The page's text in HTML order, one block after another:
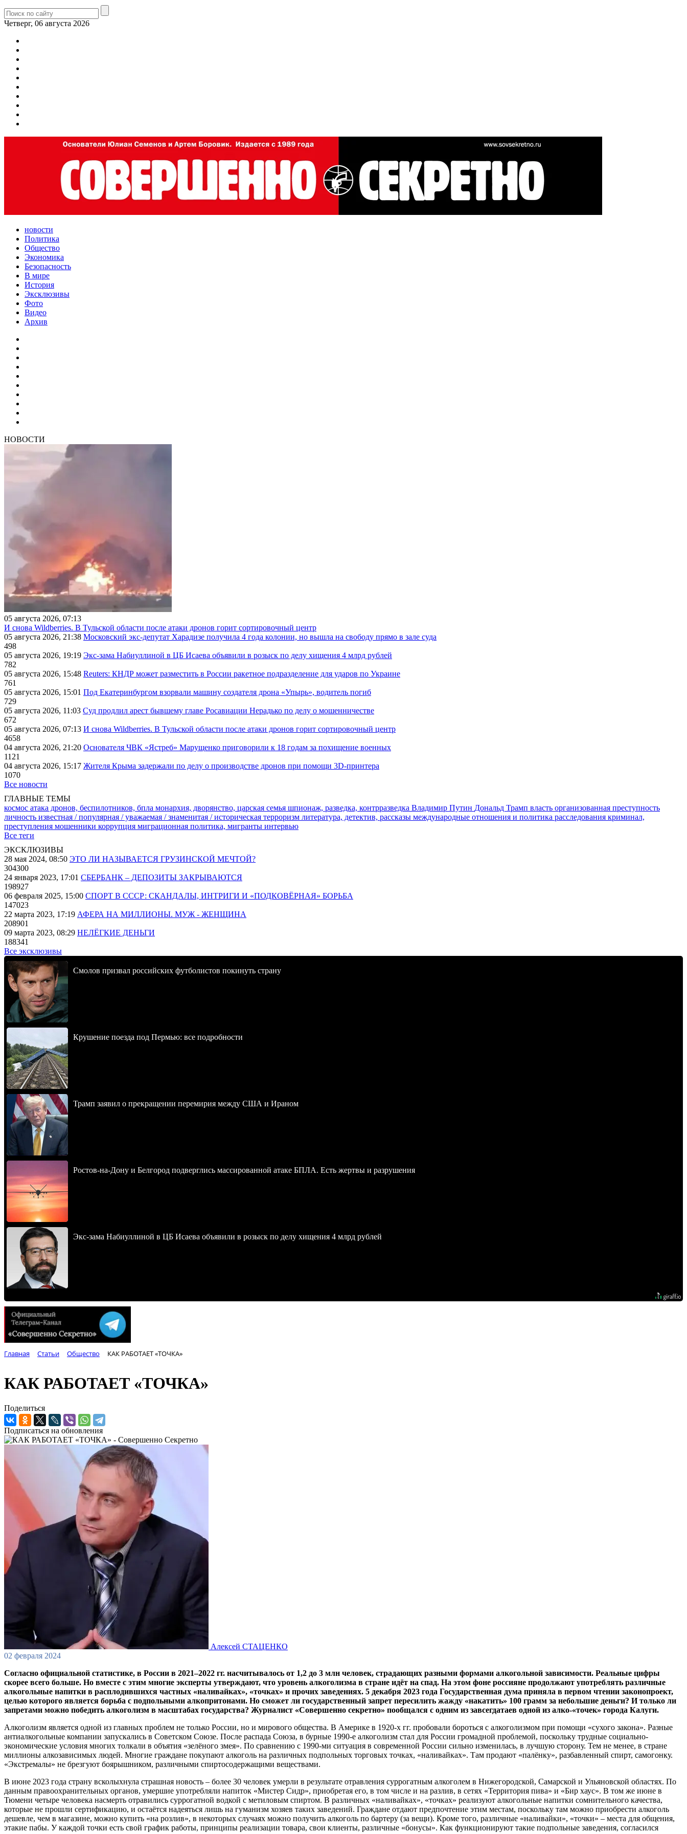
Четверг, 06 августа 2026
новости
Политика
Общество
Экономика
Безопасность
В мире
История
Эксклюзивы
Фото
Видео
Архив
НОВОСТИ
05 августа 2026, 07:13
И снова Wildberries. В Тульской области после атаки дронов горит сортировочный центр
05 августа 2026, 21:38 Московский экс-депутат Харадизе получила 4 года колонии, но вышла на свободу прямо в зале суда
498
05 августа 2026, 19:19 Экс-зама Набиуллиной в ЦБ Исаева объявили в розыск по делу хищения 4 млрд рублей
782
05 августа 2026, 15:48 Reuters: КНДР может разместить в России ракетное подразделение для ударов по Украине
761
05 августа 2026, 15:01 Под Екатеринбургом взорвали машину создателя дрона «Упырь», водитель погиб
729
05 августа 2026, 11:03 Суд продлил арест бывшему главе Росавиации Нерадько по делу о мошенничестве
672
05 августа 2026, 07:13 И снова Wildberries. В Тульской области после атаки дронов горит сортировочный центр
4658
04 августа 2026, 21:20 Основателя ЧВК «Ястреб» Марущенко приговорили к 18 годам за похищение военных
1121
04 августа 2026, 15:17 Жителя Крыма задержали по делу о производстве дронов при помощи 3D‑принтера
1070
Все новости
ГЛАВНЫЕ ТЕМЫ
космос атака дронов, беспилотников, бпла монархия, дворянство, царская семья шпионаж, разведка, контрразведка Владимир Путин Дональд Трамп власть организованная преступность
личность известная / популярная / уважаемая / знаменитая / историческая терроризм литература, детектив, рассказы международные отношения и политика расследования криминал,
преступления мошенники коррупция миграционная политика, мигранты интервью
Все теги
ЭКСКЛЮЗИВЫ
28 мая 2024, 08:50 ЭТО ЛИ НАЗЫВАЕТСЯ ГРУЗИНСКОЙ МЕЧТОЙ?
304300
24 января 2023, 17:01 СБЕРБАНК – ДЕПОЗИТЫ ЗАКРЫВАЮТСЯ
198927
06 февраля 2025, 15:00 СПОРТ В СССР: СКАНДАЛЫ, ИНТРИГИ И «ПОДКОВЁРНАЯ» БОРЬБА
147023
22 марта 2023, 17:19 АФЕРА НА МИЛЛИОНЫ. МУЖ - ЖЕНЩИНА
208901
09 марта 2023, 08:29 НЕЛЁГКИЕ ДЕНЬГИ
188341
Все эксклюзивы
Смолов призвал российских футболистов покинуть страну
Крушение поезда под Пермью: все подробности
Трамп заявил о прекращении перемирия между США и Ираном
Ростов-на-Дону и Белгород подверглись массированной атаке БПЛА. Есть жертвы и разрушения
Экс-зама Набиуллиной в ЦБ Исаева объявили в розыск по делу хищения 4 млрд рублей
Главная Статьи Общество КАК РАБОТАЕТ «ТОЧКА»
КАК РАБОТАЕТ «ТОЧКА»
Поделиться
Подписаться на обновления
Алексей СТАЦЕНКО
02 февраля 2024
Согласно официальной статистике, в России в 2021–2022 гг. насчитывалось от 1,2 до 3 млн человек, страдающих разными формами алкогольной зависимости. Реальные цифры
скорее всего больше. Но вместе с этим многие эксперты утверждают, что уровень алкоголизма в стране идёт на спад. На этом фоне россияне продолжают употреблять различные
алкогольные напитки в расплодившихся частных «наливайках», «точках» и прочих заведениях. 5 декабря 2023 года Государственная дума приняла в первом чтении законопроект,
целью которого является борьба с подпольными алкопритонами. Но сможет ли государственный запрет пересилить жажду «накатить» 100 грамм за небольшие деньги? И только ли
запретами можно победить алкоголизм в масштабах государства? Журналист «Совершенно секретно» пообщался с одним из завсегдатаев одной из алко-«точек» города Калуги.
Алкоголизм является одной из главных проблем не только России, но и мирового общества. В Америке в 1920-х гг. пробовали бороться с алкоголизмом при помощи «сухого закона». Разные
антиалкогольные компании запускались в Советском Союзе. После распада Союза, в бурные 1990-е алкоголизм стал для России громадной проблемой, поскольку трудные социально-
экономические условия многих толкали в объятия «зелёного змея». По сравнению с 1990-ми ситуация в современной России сильно изменилась, в лучшую сторону. Тем не менее, в стране
миллионы алкозависимых людей. Многие граждане покупают алкоголь на различных подпольных торговых точках, «наливайках». Там продают «палёнку», разбавленный спирт, самогонку.
«Экстремалы» не брезгуют боярышником, различными спиртосодержащими веществами.
В июне 2023 года страну всколыхнула страшная новость – более 30 человек умерли в результате отравления суррогатным алкоголем в Нижегородской, Самарской и Ульяновской областях. По
данным правоохранительных органов, умершие употребляли напиток «Мистер Сидр», приобретая его, в том числе и на разлив, в сетях «Территория пива» и «Бир хаус». В том же июне в
Тюмени четыре человека насмерть отравились суррогатной водкой с метиловым спиртом. В различных «наливайках», «точках» реализуют алкогольные напитки сомнительного качества,
которые не прошли сертификацию, и остаётся надеяться лишь на гуманизм хозяев таких заведений. Граждане отдают предпочтение этим местам, поскольку там можно приобрести алкоголь
дешевле, чем в магазине, можно купить «на розлив», в некоторых случаях можно получить алкоголь по бартеру (за вещи). Кроме того, различные «наливайки», «точки» – места для общения,
этакие пабы. У каждой точки есть свой график работы, принципы реализации товара, свои клиенты, различные «бонусы». Как функционируют такие подпольные заведения, согласился